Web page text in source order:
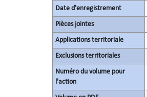
Date d'enregistrement
Pièces jointes
Applications territoriale
Exclusions territoriales
Numéro du volume pour
l'action